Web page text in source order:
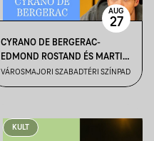
CYRANO DE BERGERAC-
EDMOND ROSTAND ÉS MARTIN
CRIMP
VÁROSMAJORI SZABADTÉRI SZÍNPAD
AUG
27
KULT